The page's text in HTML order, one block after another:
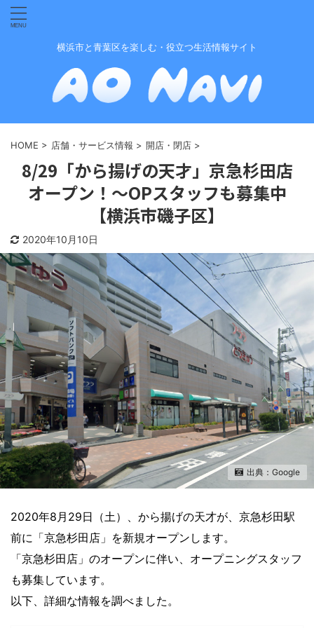
横浜市と青葉区を楽しむ・役立つ生活情報サイト
HOME > 店舗・サービス情報 > 開店・閉店 >
8/29「から揚げの天才」京急杉田店
オープン！〜OPスタッフも募集中
【横浜市磯子区】
2020年10月10日
出典：Google
2020年8月29日（土）、から揚げの天才が、京急杉田駅
前に「京急杉田店」を新規オープンします。
「京急杉田店」のオープンに伴い、オープニングスタッフ
も募集しています。
以下、詳細な情報を調べました。